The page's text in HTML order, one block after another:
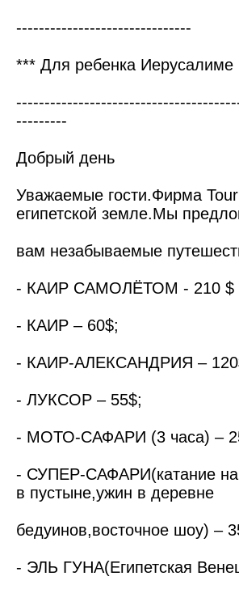
-------------------------------
*** Для ребенка Иерусалиме
---------
Добрый день
Уважаемые гости.Фирма
египетской земле.Мы
вам незабываемые
- КАИР САМОЛЁТОМ - 210 $
- КАИР – 60$;
- КАИР-АЛЕКСАНДРИЯ –
- ЛУКСОР – 55$;
- МОТО-САФАРИ (3 часа) –
- СУПЕР-САФАРИ(катание на
в пустыне,ужин в деревне
бедуинов,восточное шоу) –
- ЭЛЬ ГУНА(Египетская